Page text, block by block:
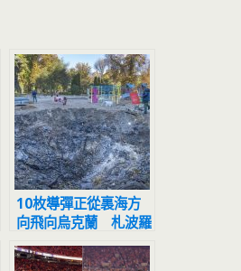
10枚導彈正從裏海方
向飛向烏克蘭 札波羅
熱一夜「15起爆炸奪
命」